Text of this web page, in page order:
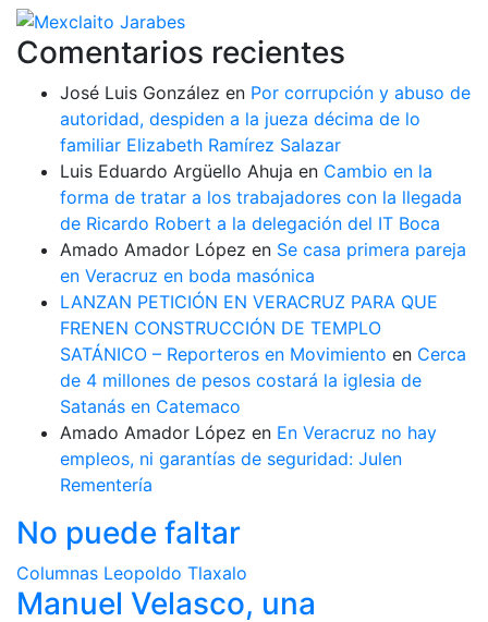
Comentarios recientes
José Luis González en Por corrupción y abuso de
autoridad, despiden a la jueza décima de lo
familiar Elizabeth Ramírez Salazar
Luis Eduardo Argüello Ahuja en Cambio en la
forma de tratar a los trabajadores con la llegada
de Ricardo Robert a la delegación del IT Boca
Amado Amador López en Se casa primera pareja
en Veracruz en boda masónica
LANZAN PETICIÓN EN VERACRUZ PARA QUE
FRENEN CONSTRUCCIÓN DE TEMPLO
SATÁNICO – Reporteros en Movimiento en Cerca
de 4 millones de pesos costará la iglesia de
Satanás en Catemaco
Amado Amador López en En Veracruz no hay
empleos, ni garantías de seguridad: Julen
Rementería
No puede faltar
Columnas Leopoldo Tlaxalo
Manuel Velasco, una